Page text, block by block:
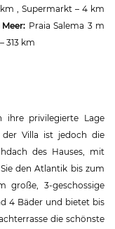
, Supermarkt – 4 km
Praia Salema 3 m
313 km
ihre privilegierte Lage
Villa ist jedoch die
des Hauses, mit
den Atlantik bis zum
große, 3-geschossige
4 Bäder und bietet bis
die schönste